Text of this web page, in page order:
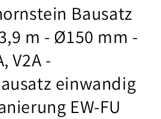
Bausatz
m - Ø150 mm -
V2A -
einwandig
EW-FU